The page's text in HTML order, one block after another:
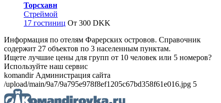
Торсхавн
Стреймой
17 гостиниц От 300 DKK
Информация по отелям Фарерских островов. Справочник
содержит 27 объектов по 3 населенным пунктам.
Ищете лучшие цены для групп от 10 человек или 5 номеров?
Используйте наш сервис
komandir Администрация сайта
/upload/main/9a7/9a795e978f8ef1205c67bd358f61e016.jpg 5